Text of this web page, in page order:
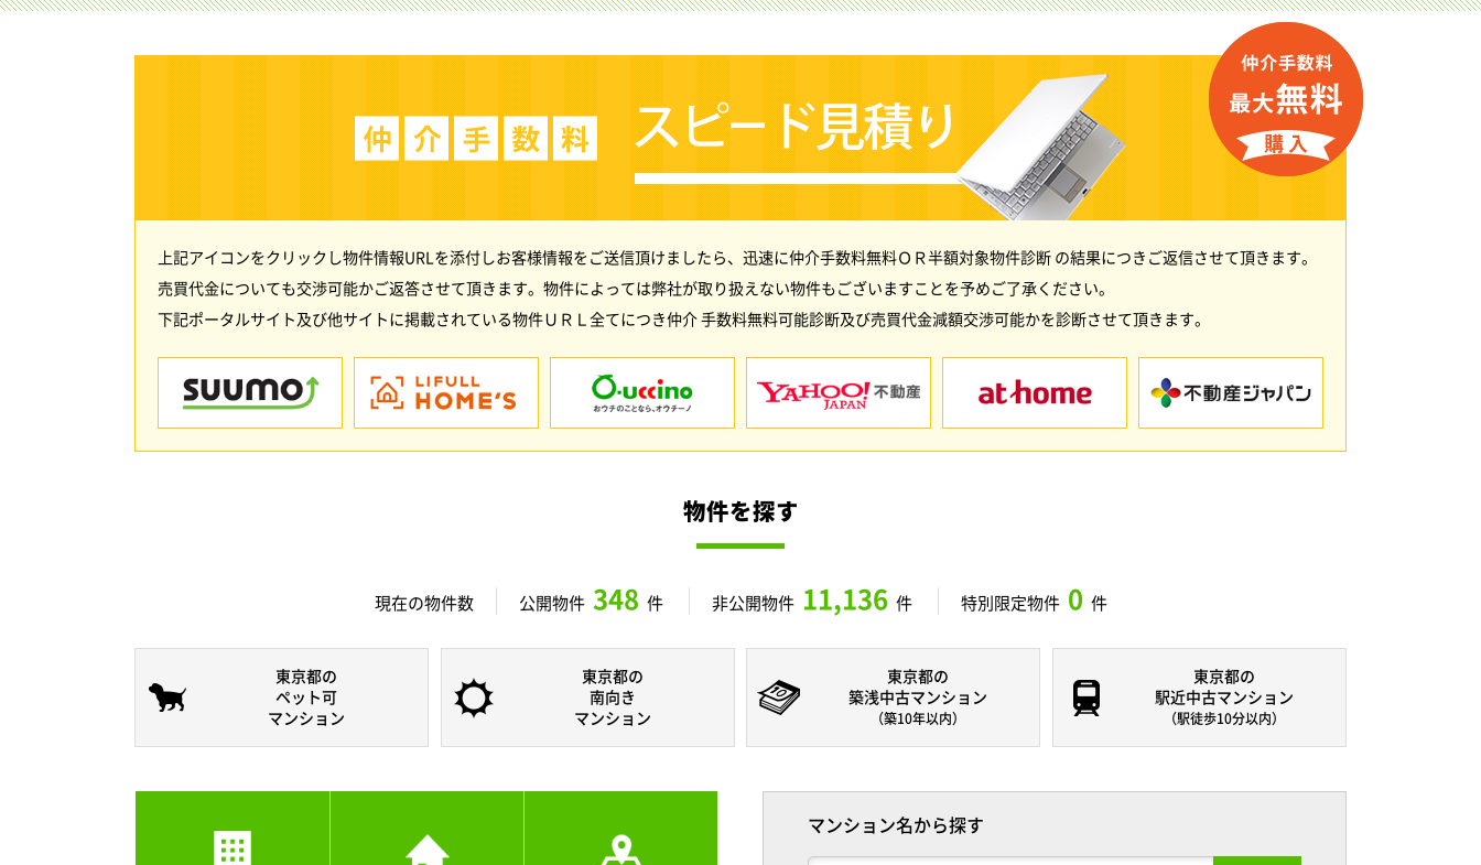
上記アイコンをクリックし物件情報URLを添付しお客様情報をご送信頂けましたら、迅速に仲介手数料無料ＯＲ半額対象物件診断 の結果につきご返信させて頂きます。
売買代金についても交渉可能かご返答させて頂きます。物件によっては弊社が取り扱えない物件もございますことを予めご了承ください。
下記ポータルサイト及び他サイトに掲載されている物件ＵＲＬ全てにつき仲介 手数料無料可能診断及び売買代金減額交渉可能かを診断させて頂きます。
物件を探す
現在の物件数 公開物件 348 件 非公開物件 11,136 件 特別限定物件 0 件
東京都の
ペット可
マンション
東京都の
南向き
マンション
東京都の
築浅中古マンション
（築10年以内）
東京都の
駅近中古マンション
（駅徒歩10分以内）
マンション名から探す